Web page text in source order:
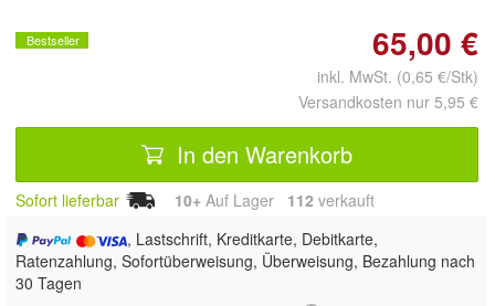
Bestseller 65,00 €
inkl. MwSt. (0,65 €/Stk)
Versandkosten nur 5,95 €
In den Warenkorb
Sofort lieferbar 10+ Auf Lager 112 verkauft
, Lastschrift, Kreditkarte, Debitkarte,
Ratenzahlung, Sofortüberweisung, Überweisung, Bezahlung nach
30 Tagen